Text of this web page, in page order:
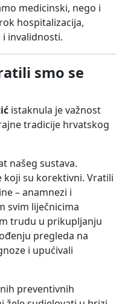
medicinski, nego i
hospitalizacija,
invalidnosti.
smo se
istaknula je važnost
tradicije hrvatskog
našeg sustava.
su korektivni. Vratili
– anamnezi i
svim liječnicima
trudu u prikupljanju
pregleda na
i upućivali
preventivnih